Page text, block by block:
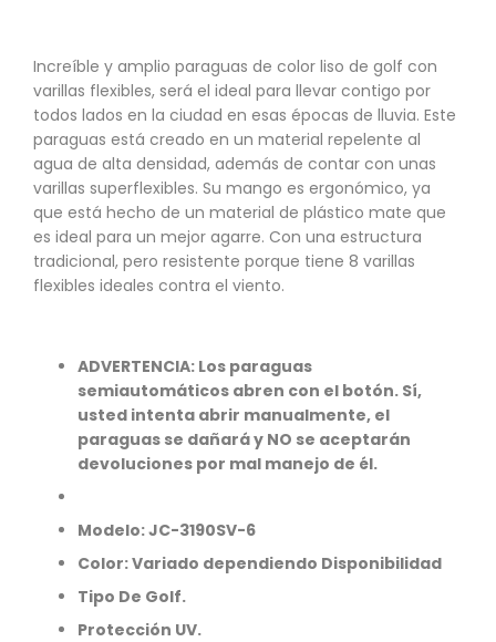
Increíble y amplio paraguas de color liso de golf con
varillas flexibles, será el ideal para llevar contigo por
todos lados en la ciudad en esas épocas de lluvia. Este
paraguas está creado en un material repelente al
agua de alta densidad, además de contar con unas
varillas superflexibles. Su mango es ergonómico, ya
que está hecho de un material de plástico mate que
es ideal para un mejor agarre. Con una estructura
tradicional, pero resistente porque tiene 8 varillas
flexibles ideales contra el viento.
ADVERTENCIA: Los paraguas
semiautomáticos abren con el botón. Sí,
usted intenta abrir manualmente, el
paraguas se dañará y NO se aceptarán
devoluciones por mal manejo de él.
Modelo: JC-3190SV-6
Color: Variado dependiendo Disponibilidad
Tipo De Golf.
Protección UV.